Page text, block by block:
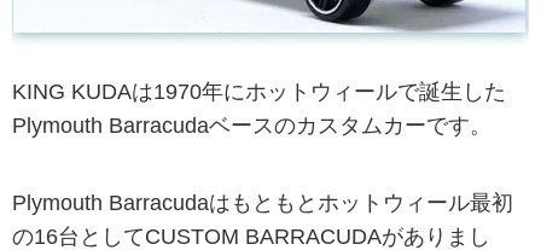
KING KUDAは1970年にホットウィールで誕生した
Plymouth Barracudaベースのカスタムカーです。
Plymouth Barracudaはもともとホットウィール最初
の16台としてCUSTOM BARRACUDAがありまし